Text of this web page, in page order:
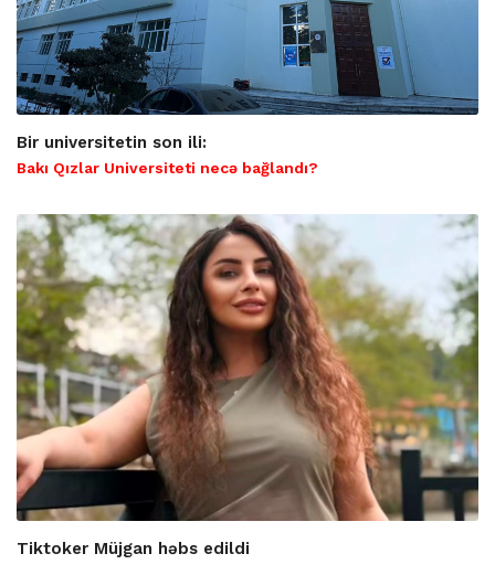
Bir universitetin son ili:
Bakı Qızlar Universiteti necə bağlandı?
Tiktoker Müjgan həbs edildi